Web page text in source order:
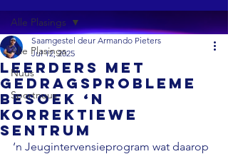
Alle Plasings
Nuus
Sportnuus
Alle Plasings
Leerders met
gedragsprobleme
besoek ‘n
korrektiewe
sentrum
Saamgestel deur Armando Pieters
Jul 12, 2025
‘n Jeugintervensieprogram wat daarop